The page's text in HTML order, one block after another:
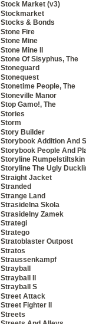
Stock Market (v3)
Stockmarket
Stocks & Bonds
Stone Fire
Stone Mine
Stone Mine II
Stone Of Sisyphus, The
Stoneguard
Stonequest
Stonetime People, The
Stoneville Manor
Stop Gamo!, The
Stories
Storm
Story Builder
Storybook Addition And
Storybook People And
Storyline Rumpelstiltskin
Storyline The Ugly
Straight Jacket
Stranded
Strange Land
Strasidelna Skola
Strasidelny Zamek
Strategi
Stratego
Stratoblaster Outpost
Stratos
Straussenkampf
Strayball
Strayball II
Strayball S
Street Attack
Street Fighter II
Streets